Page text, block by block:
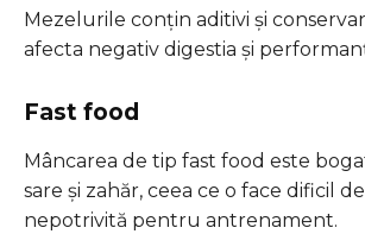
Mezelurile conțin aditivi și
afecta negativ digestia și
Fast food
Mâncarea de tip fast food este
sare și zahăr, ceea ce o face dificil
nepotrivită pentru antrenament.